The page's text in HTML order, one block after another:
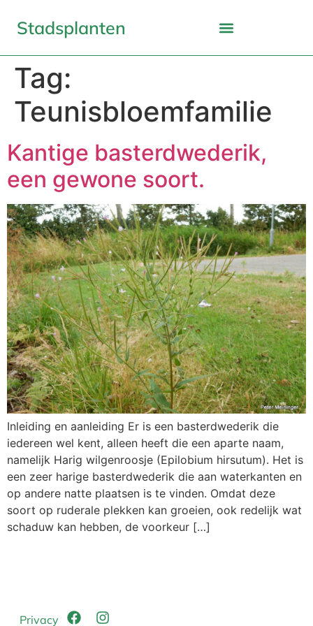
Stadsplanten
Tag:
Teunisbloemfamilie
Kantige basterdwederik,
een gewone soort.
Inleiding en aanleiding Er is een basterdwederik die
iedereen wel kent, alleen heeft die een aparte naam,
namelijk Harig wilgenroosje (Epilobium hirsutum). Het is
een zeer harige basterdwederik die aan waterkanten en
op andere natte plaatsen is te vinden. Omdat deze
soort op ruderale plekken kan groeien, ook redelijk wat
schaduw kan hebben, de voorkeur […]
Privacy